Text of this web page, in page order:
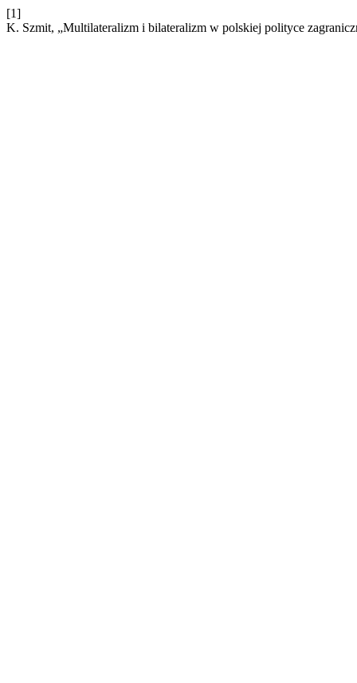
[1]
K. Szmit, „Multilateralizm i bilateralizm w polskiej polityce